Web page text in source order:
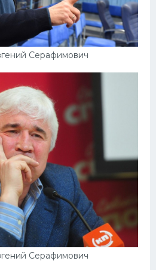
Серафимович
Серафимович